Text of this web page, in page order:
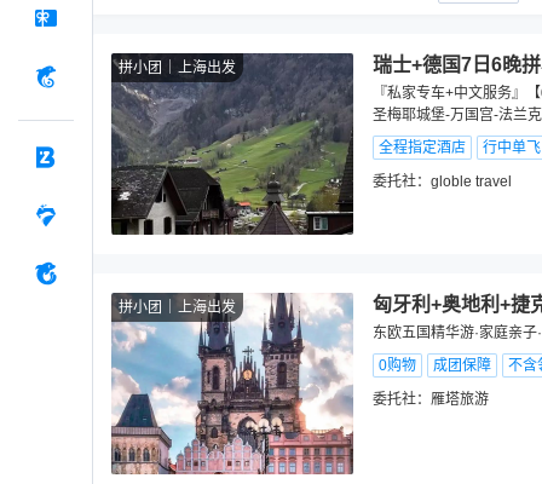
拼小团 上海出发 瑞士+德国7日6晚
『私家专车+中文服务』
圣梅耶城堡-万国宫-法兰
全程指定酒店
行中单飞
委托社： globle travel
拼小团 上海出发 匈牙利+奥地利+捷
东欧五国精华游·家庭亲
0购物
成团保障
不含
委托社： 雁塔旅游